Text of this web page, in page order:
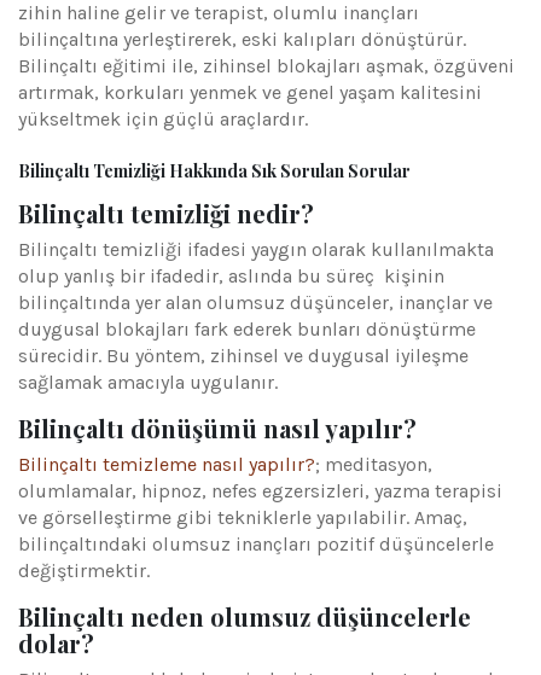
zihin haline gelir ve terapist, olumlu inançları
bilinçaltına yerleştirerek, eski kalıpları dönüştürür.
Bilinçaltı eğitimi ile, zihinsel blokajları aşmak, özgüveni
artırmak, korkuları yenmek ve genel yaşam kalitesini
yükseltmek için güçlü araçlardır.
Bilinçaltı Temizliği Hakkında Sık Sorulan Sorular
Bilinçaltı temizliği nedir?
Bilinçaltı temizliği ifadesi yaygın olarak kullanılmakta
olup yanlış bir ifadedir, aslında bu süreç kişinin
bilinçaltında yer alan olumsuz düşünceler, inançlar ve
duygusal blokajları fark ederek bunları dönüştürme
sürecidir. Bu yöntem, zihinsel ve duygusal iyileşme
sağlamak amacıyla uygulanır.
Bilinçaltı dönüşümü nasıl yapılır?
Bilinçaltı temizleme nasıl yapılır?; meditasyon,
olumlamalar, hipnoz, nefes egzersizleri, yazma terapisi
ve görselleştirme gibi tekniklerle yapılabilir. Amaç,
bilinçaltındaki olumsuz inançları pozitif düşüncelerle
değiştirmektir.
Bilinçaltı neden olumsuz düşüncelerle
dolar?